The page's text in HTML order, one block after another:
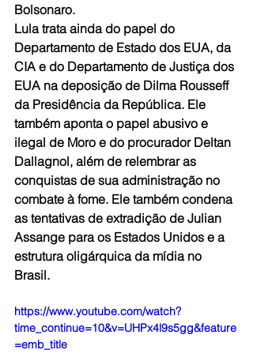
Bolsonaro.
Lula trata ainda do papel do
Departamento de Estado dos EUA, da
CIA e do Departamento de Justiça dos
EUA na deposição de Dilma Rousseff
da Presidência da República. Ele
também aponta o papel abusivo e
ilegal de Moro e do procurador Deltan
Dallagnol, além de relembrar as
conquistas de sua administração no
combate à fome. Ele também condena
as tentativas de extradição de Julian
Assange para os Estados Unidos e a
estrutura oligárquica da mídia no
Brasil.
https://www.youtube.com/watch?
time_continue=10&v=UHPx4l9s5gg&feature
=emb_title